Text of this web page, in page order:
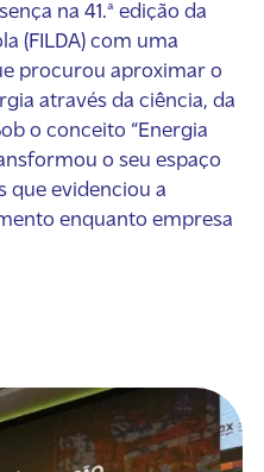
na 41.ª edição da
(FILDA) com uma
procurou aproximar o
através da ciência, da
o conceito “Energia
o seu espaço
que evidenciou a
enquanto empresa